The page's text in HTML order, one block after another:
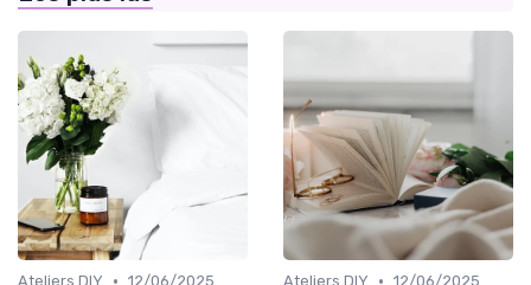
Ateliers DIY • 12/06/2025 Ateliers DIY • 12/06/2025